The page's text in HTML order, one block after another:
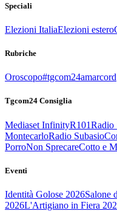
Speciali
Elezioni ItaliaElezioni estero
Rubriche
Oroscopo#tgcom24amarcord
Tgcom24 Consiglia
Mediaset InfinityR101Radio
MontecarloRadio Subasio
PorroNon SprecareCotto e
Eventi
Identità Golose 2026Salone
2026L'Artigiano in Fiera